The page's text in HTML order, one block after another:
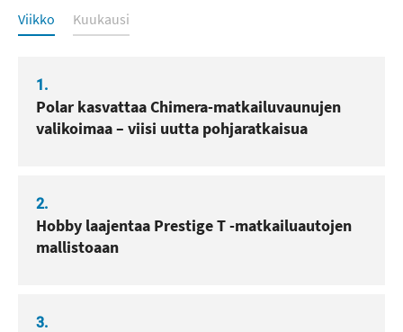
Luetuimmat
Viikko Kuukausi
1.
Polar kasvattaa Chimera-matkailuvaunujen
valikoimaa – viisi uutta pohjaratkaisua
2.
Hobby laajentaa Prestige T -matkailuautojen
mallistoaan
3.